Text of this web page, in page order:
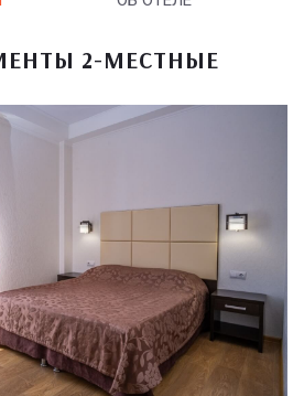
2-МЕСТНЫЕ